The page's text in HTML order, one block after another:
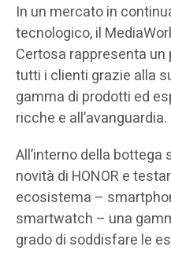
In un mercato in
tecnologico, il
Certosa rappresenta
tutti i clienti grazie alla
gamma di prodotti ed
ricche e all’avanguardia.
All’interno della
novità di HONOR e
ecosistema –
smartwatch – una
grado di soddisfare le